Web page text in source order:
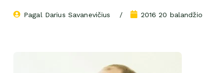
Pagal Darius Savanevičius 2016 20 balandžio